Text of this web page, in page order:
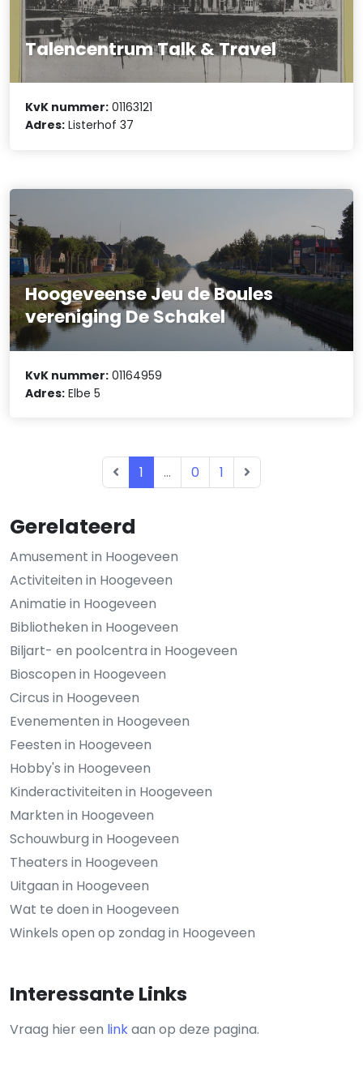
Gerelateerd
Amusement in Hoogeveen
Activiteiten in Hoogeveen
Animatie in Hoogeveen
Bibliotheken in Hoogeveen
Biljart- en poolcentra in Hoogeveen
Bioscopen in Hoogeveen
Circus in Hoogeveen
Evenementen in Hoogeveen
Feesten in Hoogeveen
Hobby's in Hoogeveen
Kinderactiviteiten in Hoogeveen
Markten in Hoogeveen
Schouwburg in Hoogeveen
Theaters in Hoogeveen
Uitgaan in Hoogeveen
Wat te doen in Hoogeveen
Winkels open op zondag in Hoogeveen
Interessante Links
Vraag hier een linkaan op deze pagina.
Talencentrum Talk & Travel
KvK nummer: 01163121
Adres: Listerhof 37
Hoogeveense Jeu de Boules
vereniging De Schakel
KvK nummer: 01164959
Adres: Elbe 5
1 ... 0 1